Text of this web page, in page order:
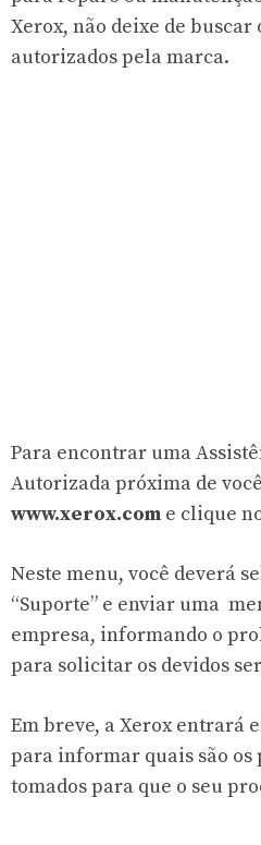
Xerox, não deixe de buscar
autorizados pela marca.
Para encontrar uma
Autorizada próxima de
www.xerox.com e clique
Neste menu, você deverá
“Suporte” e enviar uma
empresa, informando o
para solicitar os devidos
Em breve, a Xerox entrará
para informar quais são os
tomados para que o seu